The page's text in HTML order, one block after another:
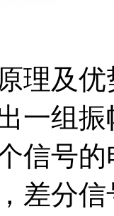
理及
一组
信号
差分